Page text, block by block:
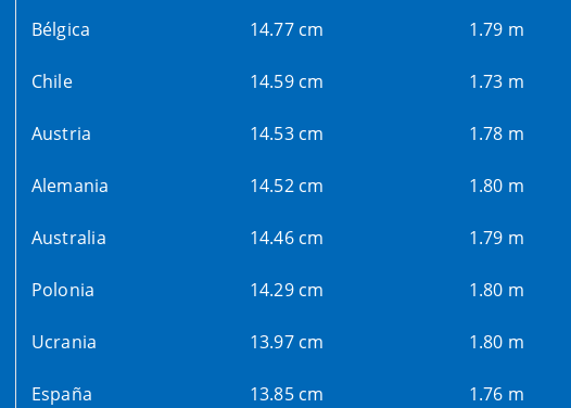
Bélgica 14.77 cm 1.79 m
Chile 14.59 cm 1.73 m
Austria 14.53 cm 1.78 m
Alemania 14.52 cm 1.80 m
Australia 14.46 cm 1.79 m
Polonia 14.29 cm 1.80 m
Ucrania 13.97 cm 1.80 m
España 13.85 cm 1.76 m